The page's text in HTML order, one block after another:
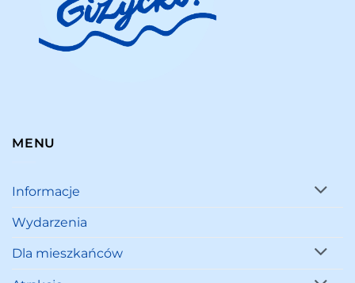
MENU
Informacje
Wydarzenia
Dla mieszkańców